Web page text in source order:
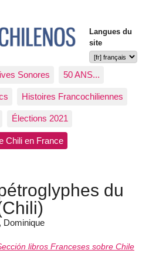
Langues du
site
Sonores 50 ANS...
Histoires Francochiliennes
Élections 2021
Chili en France
du
Dominique
libros Franceses sobre Chile